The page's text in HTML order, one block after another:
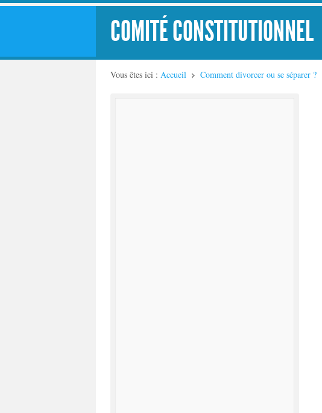
COMITÉ CONSTITUTIONNEL
Vous êtes ici : Accueil Comment divorcer ou se séparer ?